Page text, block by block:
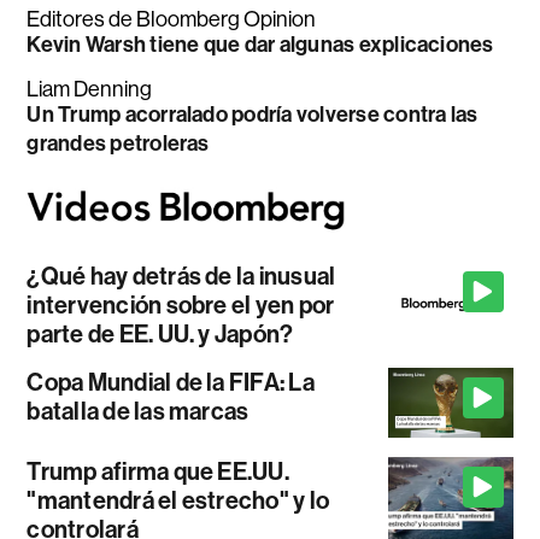
Editores de Bloomberg Opinion
Kevin Warsh tiene que dar algunas explicaciones
Liam Denning
Un Trump acorralado podría volverse contra las
grandes petroleras
¿Qué hay detrás de la inusual
intervención sobre el yen por
parte de EE. UU. y Japón?
Copa Mundial de la FIFA: La
batalla de las marcas
Trump afirma que EE.UU.
"mantendrá el estrecho" y lo
controlará